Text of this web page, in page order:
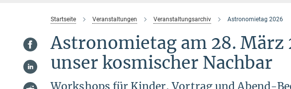
Startseite Veranstaltungen Veranstaltungsarchiv Astronomietag 2026
Astronomietag am 28.
unser kosmischer Nachbar
Workshops für Kinder, Vortrag und Abend-